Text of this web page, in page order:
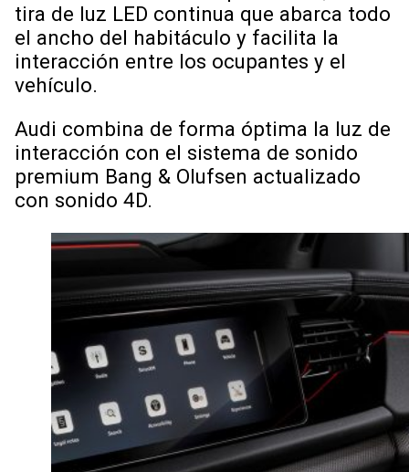
tira de luz LED continua que abarca todo
el ancho del habitáculo y facilita la
interacción entre los ocupantes y el
vehículo.
Audi combina de forma óptima la luz de
interacción con el sistema de sonido
premium Bang & Olufsen actualizado
con sonido 4D.